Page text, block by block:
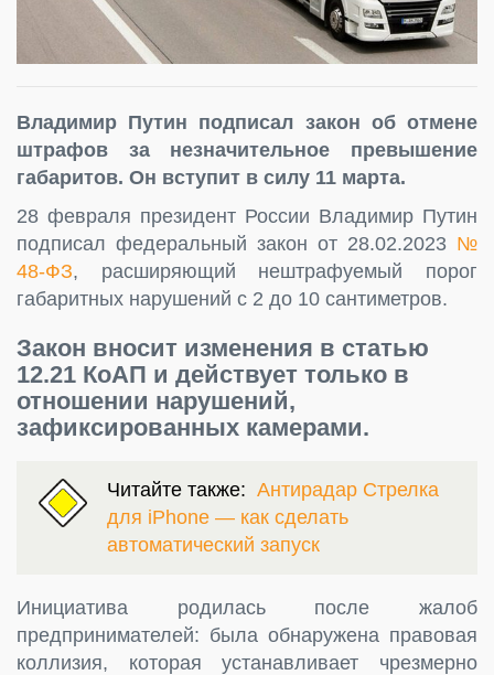
Владимир Путин подписал закон об отмене
штрафов за незначительное превышение
габаритов. Он вступит в силу 11 марта.
28 февраля президент России Владимир Путин
подписал федеральный закон от 28.02.2023 №
48-ФЗ, расширяющий нештрафуемый порог
габаритных нарушений с 2 до 10 сантиметров.
Закон вносит изменения в статью
12.21 КоАП и действует только в
отношении нарушений,
зафиксированных камерами.
Читайте также: Антирадар Стрелка
для iPhone — как сделать
автоматический запуск
Инициатива родилась после жалоб
предпринимателей: была обнаружена правовая
коллизия, которая устанавливает чрезмерно